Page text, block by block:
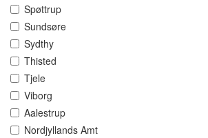
Spøttrup
Sundsøre
Sydthy
Thisted
Tjele
Viborg
Aalestrup
Nordjyllands Amt